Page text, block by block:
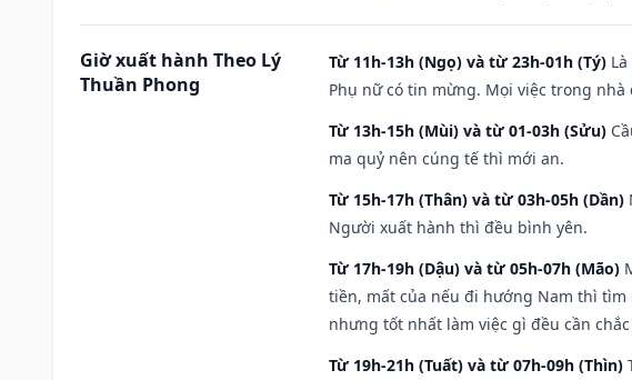
Giờ xuất hành Theo Lý
Thuần Phong
Từ 11h-13h (Ngọ) và từ 23h-01h (Tý)
Phụ nữ có tin mừng. Mọi việc trong
Từ 13h-15h (Mùi) và từ 01-03h (Sửu)
ma quỷ nên cúng tế thì mới an.
Từ 15h-17h (Thân) và từ 03h-05h (Dần)
Người xuất hành thì đều bình yên.
Từ 17h-19h (Dậu) và từ 05h-07h (Mão)
tiền, mất của nếu đi hướng Nam thì
nhưng tốt nhất làm việc gì đều cần
Từ 19h-21h (Tuất) và từ 07h-09h (Thìn)